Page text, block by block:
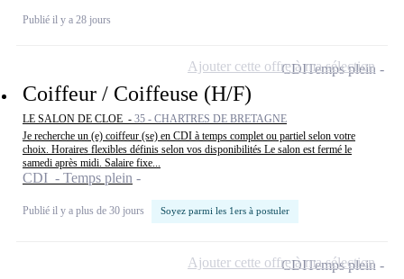
Publié il y a 28 jours
Coiffeur / Coiffeuse (H/F)
LE SALON DE CLOE - 35 - CHARTRES DE BRETAGNE
Je recherche un (e) coiffeur (se) en CDI à temps complet ou partiel selon votre
choix. Horaires flexibles définis selon vos disponibilités Le salon est fermé le
samedi après midi. Salaire fixe...
CDI - Temps plein
Publié il y a plus de 30 jours Soyez parmi les 1ers à postuler
CDITemps plein
Ajouter cette offre à ma sélection
CDITemps plein
Ajouter cette offre à ma sélection